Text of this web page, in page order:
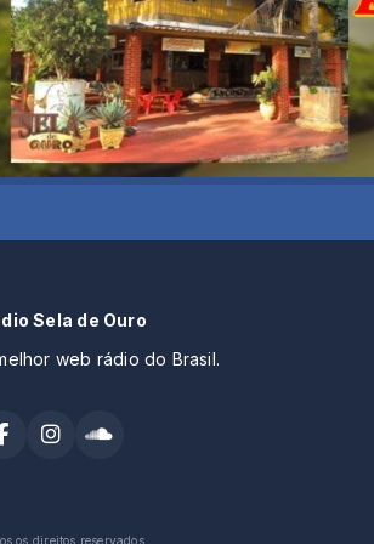
Sela de Ouro
web rádio do Brasil.
os direitos reservados.